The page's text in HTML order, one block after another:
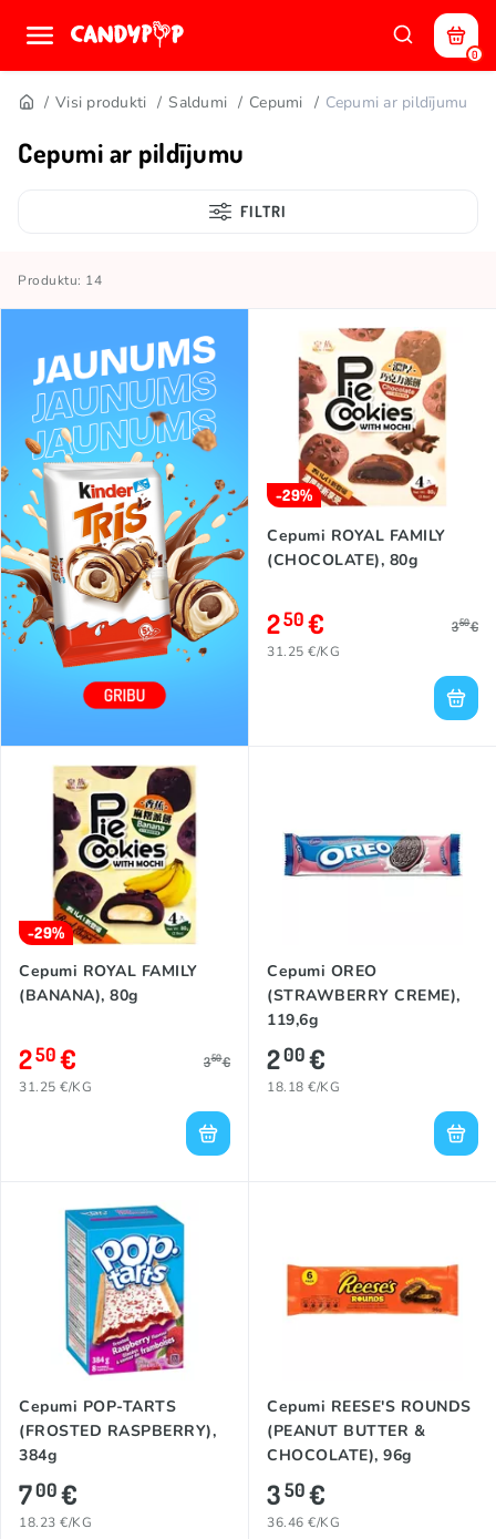
0
Visi produkti Saldumi Cepumi Cepumi ar pildījumu
Cepumi ar pildījumu
FILTRI
Produktu: 14
-29%
Cepumi ROYAL FAMILY
(CHOCOLATE), 80g
250€ 350€
31.25 €/KG
-29%
Cepumi ROYAL FAMILY
(BANANA), 80g
250€ 350€
31.25 €/KG
Cepumi OREO
(STRAWBERRY CREME),
119,6g
200€
18.18 €/KG
Cepumi POP-TARTS
(FROSTED RASPBERRY),
384g
700€
18.23 €/KG
Cepumi REESE'S ROUNDS
(PEANUT BUTTER &
CHOCOLATE), 96g
350€
36.46 €/KG